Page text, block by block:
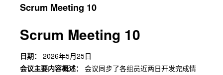
Scrum Meeting 10
Scrum Meeting 10
日期：
2026年5月25日
会议主要内容概述：
会议同步了各组员近两日开发完成情